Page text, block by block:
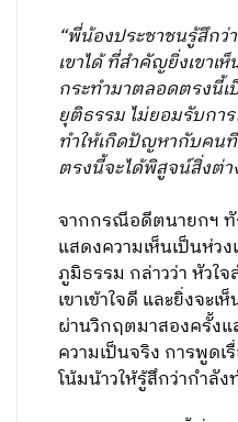
“พี่น้องประชาชนรู้สึกว่
เขาได้ ที่สำคัญยิ่งเขา
กระทำมาตลอดตรงนี้
ยุติธรรม ไม่ยอมรับกา
ทำให้เกิดปัญหากับคนที่
ตรงนี้จะได้พิสูจน์สิ่งต่า
จากกรณีอดีตนายกฯ
แสดงความเห็น​เป็นห่ว
ภูมิธรรม กล่าวว่า หัว
เขาเข้าใจดี และยิ่งจะเ
ผ่านวิกฤตมาสองครั้งแ
ความเป็นจริง ​การพูดเ
โน้มน้าวให้รู้สึกว่ากำลั